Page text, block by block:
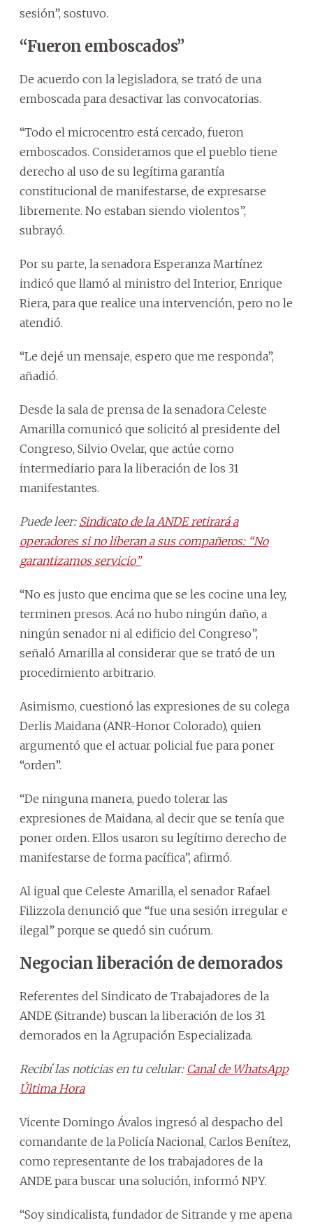
sesión”, sostuvo.
“Fueron emboscados”
De acuerdo con la legisladora, se trató de una
emboscada para desactivar las convocatorias.
“Todo el microcentro está cercado, fueron
emboscados. Consideramos que el pueblo tiene
derecho al uso de su legítima garantía
constitucional de manifestarse, de expresarse
libremente. No estaban siendo violentos”,
subrayó.
Por su parte, la senadora Esperanza Martínez
indicó que llamó al ministro del Interior, Enrique
Riera, para que realice una intervención, pero no le
atendió.
“Le dejé un mensaje, espero que me responda”,
añadió.
Desde la sala de prensa de la senadora Celeste
Amarilla comunicó que solicitó al presidente del
Congreso, Silvio Ovelar, que actúe como
intermediario para la liberación de los 31
manifestantes.
Puede leer: Sindicato de la ANDE retirará a
operadores si no liberan a sus compañeros: “No
garantizamos servicio”
“No es justo que encima que se les cocine una ley,
terminen presos. Acá no hubo ningún daño, a
ningún senador ni al edificio del Congreso”,
señaló Amarilla al considerar que se trató de un
procedimiento arbitrario.
Asimismo, cuestionó las expresiones de su colega
Derlis Maidana (ANR-Honor Colorado), quien
argumentó que el actuar policial fue para poner
“orden”.
“De ninguna manera, puedo tolerar las
expresiones de Maidana, al decir que se tenía que
poner orden. Ellos usaron su legítimo derecho de
manifestarse de forma pacífica”, afirmó.
Al igual que Celeste Amarilla, el senador Rafael
Filizzola denunció que “fue una sesión irregular e
ilegal” porque se quedó sin cuórum.
Negocian liberación de demorados
Referentes del Sindicato de Trabajadores de la
ANDE (Sitrande) buscan la liberación de los 31
demorados en la Agrupación Especializada.
Recibí las noticias en tu celular: Canal de WhatsApp
Última Hora
Vicente Domingo Ávalos ingresó al despacho del
comandante de la Policía Nacional, Carlos Benítez,
como representante de los trabajadores de la
ANDE para buscar una solución, informó NPY.
“Soy sindicalista, fundador de Sitrande y me apena